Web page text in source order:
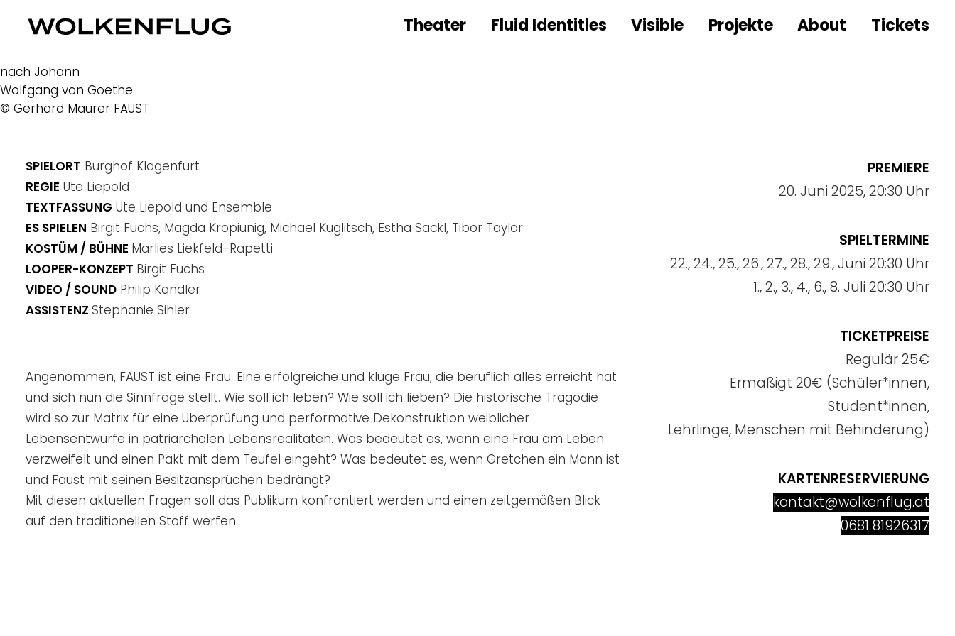
Theater Fluid Identities Visible Projekte About Tickets
nach Johann
Wolfgang von Goethe
© Gerhard Maurer FAUST
SPIELORT Burghof Klagenfurt
REGIE Ute Liepold
TEXTFASSUNG Ute Liepold und Ensemble
ES SPIELEN Birgit Fuchs, Magda Kropiunig, Michael Kuglitsch, Estha Sackl, Tibor Taylor
KOSTÜM / BÜHNE Marlies Liekfeld-Rapetti
LOOPER-KONZEPT Birgit Fuchs
VIDEO / SOUND Philip Kandler
ASSISTENZ Stephanie Sihler
Angenommen, FAUST ist eine Frau. Eine erfolgreiche und kluge Frau, die beruflich alles erreicht hat
und sich nun die Sinnfrage stellt. Wie soll ich leben? Wie soll ich lieben? Die historische Tragödie
wird so zur Matrix für eine Überprüfung und performative Dekonstruktion weiblicher
Lebensentwürfe in patriarchalen Lebensrealitäten. Was bedeutet es, wenn eine Frau am Leben
verzweifelt und einen Pakt mit dem Teufel eingeht? Was bedeutet es, wenn Gretchen ein Mann ist
und Faust mit seinen Besitzansprüchen bedrängt?
Mit diesen aktuellen Fragen soll das Publikum konfrontiert werden und einen zeitgemäßen Blick
auf den traditionellen Stoff werfen.
PREMIERE
20. Juni 2025, 20:30 Uhr
SPIELTERMINE
22., 24., 25., 26., 27., 28., 29., Juni 20:30 Uhr
1., 2., 3., 4., 6., 8. Juli 20:30 Uhr
TICKETPREISE
Regulär 25€
Ermäßigt 20€ (Schüler*innen,
Student*innen,
Lehrlinge, Menschen mit Behinderung)
KARTENRESERVIERUNG
kontakt@wolkenflug.at
0681 81926317